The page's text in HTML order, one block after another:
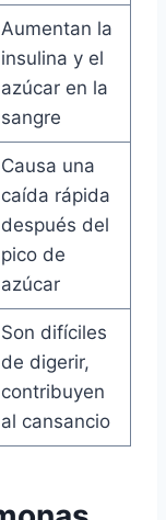
Aumentan la
insulina y el
azúcar en la
sangre
Causa una
caída rápida
después del
pico de
azúcar
Son difíciles
de digerir,
contribuyen
al cansancio